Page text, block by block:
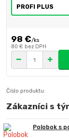
98 €/ks
80 € bez DPH
Číslo produktu:
Zákazníci s
Polobok s